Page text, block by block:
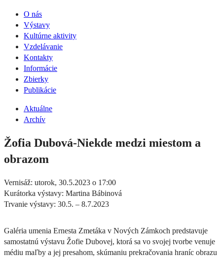
O nás
Výstavy
Kultúrne aktivity
Vzdelávanie
Kontakty
Informácie
Zbierky
Publikácie
Aktuálne
Archív
Žofia Dubová-Niekde medzi miestom a
obrazom
Vernisáž: utorok, 30.5.2023 o 17:00
Kurátorka výstavy: Martina Bábinová
Trvanie výstavy: 30.5. – 8.7.2023
Galéria umenia Ernesta Zmetáka v Nových Zámkoch predstavuje
samostatnú výstavu Žofie Dubovej, ktorá sa vo svojej tvorbe venuje
médiu maľby a jej presahom, skúmaniu prekračovania hraníc obrazu